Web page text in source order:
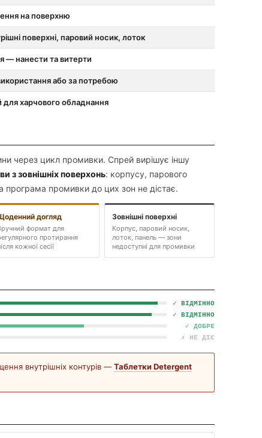
на поверхню
поверхні, паровий носик, лоток
— нанести та витерти
або за потребою
для харчового обладнання
через цикл промивки. Спрей вирішує іншу
з зовнішніх поверхонь: корпусу, парового
програма промивки до цих зон не дістає.
догляд
формат для
протирання
кожної сесії
Зовнішні поверхні
Корпус, паровий носик,
лоток, панель — зони
недоступні для промивки
✓ ВІДМІННО
✓ ВІДМІННО
✓ ДОБРЕ
✗ НЕ ДІЄ
внутрішніх контурів — Таблетки Detergent